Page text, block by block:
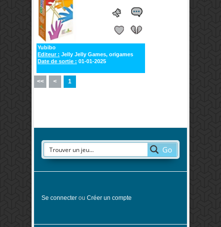
Yubibo
Editeur : Jelly Jelly Games, origames
Date de sortie : 01-01-2025
<< < 1
Go
Se connecter ou Créer un compte